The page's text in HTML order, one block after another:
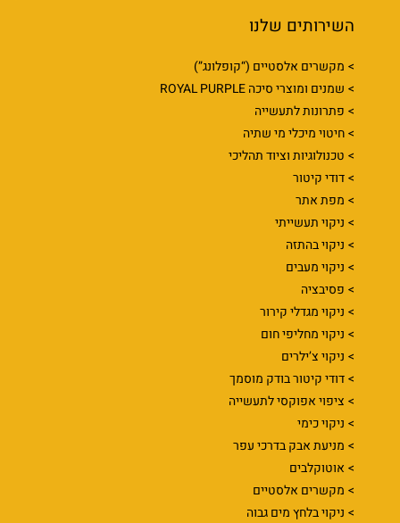
השירותים שלנו
מקשרים אלסטיים (“קופלונג”)
שמנים ומוצרי סיכה ROYAL PURPLE
פתרונות לתעשייה
חיטוי מיכלי מי שתיה
טכנולוגיות וציוד תהליכי
דודי קיטור
מפת אתר
ניקוי תעשייתי
ניקוי בהתזה
ניקוי מעבים
פסיבציה
ניקוי מגדלי קירור
ניקוי מחליפי חום
ניקוי צ’ילרים
דודי קיטור בודק מוסמך
ציפוי אפוקסי לתעשייה
ניקוי כימי
מניעת אבק בדרכי עפר
אוטוקלבים
מקשרים אלסטיים
ניקוי בלחץ מים גבוה